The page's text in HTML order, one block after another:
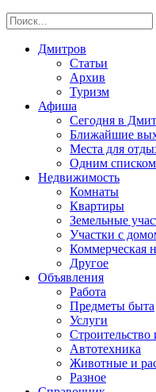
Дмитров
Статьи
Архив
Туризм
Афиша
Сегодня в
Ближайшие
Места для
Одним списком
Недвижимость
Комнаты
Квартиры
Земельные
Участки с
Коммерческая
Другое
Объявления
Работа
Предметы быта
Услуги
Строительство
Автотехника
Животные и
Разное